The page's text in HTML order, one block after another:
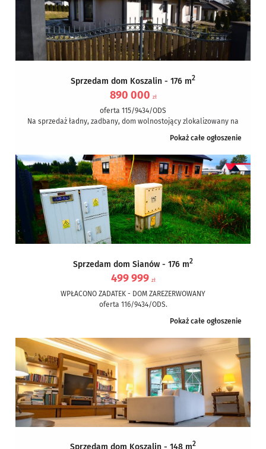
Sprzedam dom Koszalin - 176 m2
890 000 zł
oferta 115/9434/ODS
Na sprzedaż ładny, zadbany, dom wolnostojący zlokalizowany na
Pokaż całe ogłoszenie
Sprzedam dom Sianów - 176 m2
499 999 zł
WPŁACONO ZADATEK - DOM ZAREZERWOWANY
oferta 116/9434/ODS.
Węgorzewskiej w Sianowie. Dom jest postawiony...
Pokaż całe ogłoszenie
2